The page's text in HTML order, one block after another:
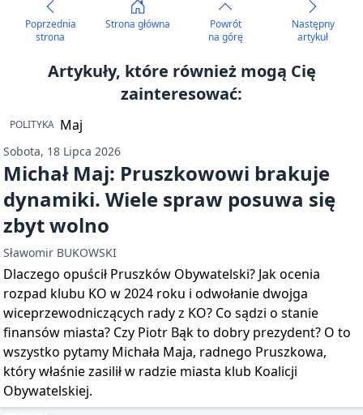
Poprzednia
strona
Strona główna
Powrót
na górę
Następny
artykuł
Artykuły, które również mogą Cię
zainteresować:
POLITYKA
Sobota, 18 Lipca 2026
Michał Maj: Pruszkowowi brakuje
dynamiki. Wiele spraw posuwa się
zbyt wolno
Sławomir BUKOWSKI
Dlaczego opuścił Pruszków Obywatelski? Jak ocenia
rozpad klubu KO w 2024 roku i odwołanie dwojga
wiceprzewodniczących rady z KO? Co sądzi o stanie
finansów miasta? Czy Piotr Bąk to dobry prezydent? O to
wszystko pytamy Michała Maja, radnego Pruszkowa,
który właśnie zasilił w radzie miasta klub Koalicji
Obywatelskiej.